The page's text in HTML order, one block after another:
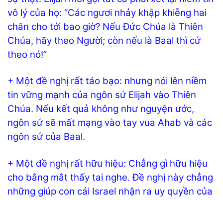
vô lý của họ: “Các ngươi nhảy khập khiễng hai
chân cho tới bao giờ? Nếu Đức Chúa là Thiên
Chúa, hãy theo Người; còn nếu là Baal thì cứ
theo nó!”
+ Một đề nghị rất táo bạo: nhưng nói lên niềm
tin vững mạnh của ngôn sứ Elijah vào Thiên
Chúa. Nếu kết quả không như nguyện ước,
ngôn sứ sẽ mất mạng vào tay vua Ahab và các
ngôn sứ của Baal.
+ Một đề nghị rất hữu hiệu: Chẳng gì hữu hiệu
cho bằng mắt thấy tai nghe. Đề nghị này chẳng
những giúp con cái Israel nhận ra uy quyền của